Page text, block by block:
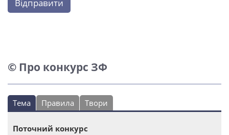
Відправити
© Про конкурс ЗФ
Тема Правила Твори
Поточний конкурс